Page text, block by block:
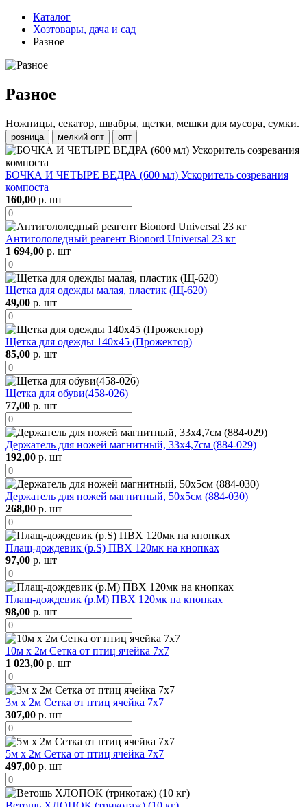
Каталог
Хозтовары, дача и сад
Разное
Разное
Ножницы, секатор, швабры, щетки, мешки для мусора, сумки.
розница мелкий опт опт
БОЧКА И ЧЕТЫРЕ ВЕДРА (600 мл) Ускоритель созревания
компоста
160,00 р. шт
Антигололедный реагент Bionord Universal 23 кг
1 694,00 р. шт
Щетка для одежды малая, пластик (Щ-620)
49,00 р. шт
Щетка для одежды 140х45 (Прожектор)
85,00 р. шт
Щетка для обуви(458-026)
77,00 р. шт
Держатель для ножей магнитный, 33x4,7см (884-029)
192,00 р. шт
Держатель для ножей магнитный, 50x5см (884-030)
268,00 р. шт
Плащ-дождевик (р.S) ПВХ 120мк на кнопках
97,00 р. шт
Плащ-дождевик (р.M) ПВХ 120мк на кнопках
98,00 р. шт
10м х 2м Сетка от птиц ячейка 7х7
1 023,00 р. шт
3м х 2м Сетка от птиц ячейка 7х7
307,00 р. шт
5м х 2м Сетка от птиц ячейка 7х7
497,00 р. шт